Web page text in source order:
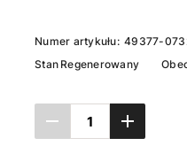
Numer artykułu: 49377-
Stan Regenerowany